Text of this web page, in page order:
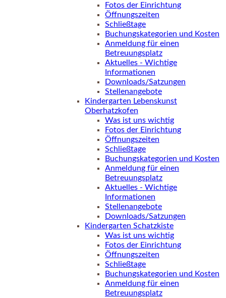
Fotos der Einrichtung
Öffnungszeiten
Schließtage
Buchungskategorien und Kosten
Anmeldung für einen
Betreuungsplatz
Aktuelles - Wichtige
Informationen
Downloads/Satzungen
Stellenangebote
Kindergarten Lebenskunst
Oberhatzkofen
Was ist uns wichtig
Fotos der Einrichtung
Öffnungszeiten
Schließtage
Buchungskategorien und Kosten
Anmeldung für einen
Betreuungsplatz
Aktuelles - Wichtige
Informationen
Stellenangebote
Downloads/Satzungen
Kindergarten Schatzkiste
Was ist uns wichtig
Fotos der Einrichtung
Öffnungszeiten
Schließtage
Buchungskategorien und Kosten
Anmeldung für einen
Betreuungsplatz